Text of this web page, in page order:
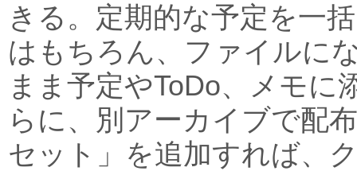
きる。定期的な予定を一
はもちろん、ファイルに
まま予定やToDo、メモに
らに、別アーカイブで配
セット」を追加すれば、